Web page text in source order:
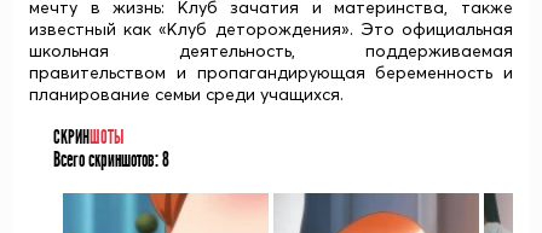
мечту в жизнь: Клуб зачатия и материнства, также
известный как «Клуб деторождения». Это официальная
школьная деятельность, поддерживаемая
правительством и пропагандирующая беременность и
планирование семьи среди учащихся.
СКРИН ШОТЫ
Всего скриншотов:8